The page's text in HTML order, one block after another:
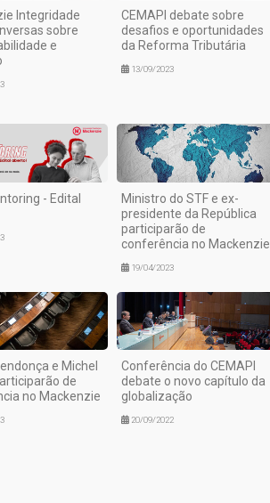
Integridade
sobre
e
CEMAPI debate sobre
desafios e oportunidades
da Reforma Tributária
13/09/2023
- Edital
Ministro do STF e ex-
presidente da República
participarão de
conferência no Mackenzie
19/04/2023
e Michel
de
no Mackenzie
Conferência do CEMAPI
debate o novo capítulo da
globalização
20/09/2022